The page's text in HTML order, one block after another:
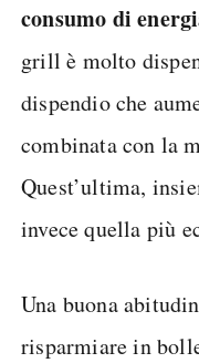
consumo di
grill è molto
dispendio che
combinata con la
Quest’ultima,
invece quella più
Una buona
risparmiare in